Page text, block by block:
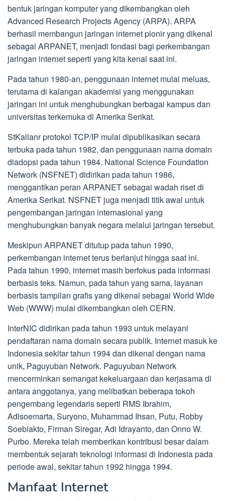
bentuk jaringan komputer yang dikembangkan oleh
Advanced Research Projects Agency (ARPA). ARPA
berhasil membangun jaringan internet pionir yang dikenal
sebagai ARPANET, menjadi fondasi bagi perkembangan
jaringan internet seperti yang kita kenal saat ini.
Pada tahun 1980-an, penggunaan internet mulai meluas,
terutama di kalangan akademisi yang menggunakan
jaringan ini untuk menghubungkan berbagai kampus dan
universitas terkemuka di Amerika Serikat.
StKalianr protokol TCP/IP mulai dipublikasikan secara
terbuka pada tahun 1982, dan penggunaan nama domain
diadopsi pada tahun 1984. National Science Foundation
Network (NSFNET) didirikan pada tahun 1986,
menggantikan peran ARPANET sebagai wadah riset di
Amerika Serikat. NSFNET juga menjadi titik awal untuk
pengembangan jaringan internasional yang
menghubungkan banyak negara melalui jaringan tersebut.
Meskipun ARPANET ditutup pada tahun 1990,
perkembangan internet terus berlanjut hingga saat ini.
Pada tahun 1990, internet masih berfokus pada informasi
berbasis teks. Namun, pada tahun yang sama, layanan
berbasis tampilan grafis yang dikenal sebagai World Wide
Web (WWW) mulai dikembangkan oleh CERN.
InterNIC didirikan pada tahun 1993 untuk melayani
pendaftaran nama domain secara publik. Internet masuk ke
Indonesia sekitar tahun 1994 dan dikenal dengan nama
unik, Paguyuban Network. Paguyuban Network
mencerminkan semangat kekeluargaan dan kerjasama di
antara anggotanya, yang melibatkan beberapa tokoh
pengembang legendaris seperti RMS Ibrahim,
Adisoemarta, Suryono, Muhammad Ihsan, Putu, Robby
Soebiakto, Firman Siregar, Adi Idrayanto, dan Onno W.
Purbo. Mereka telah memberikan kontribusi besar dalam
membentuk sejarah teknologi informasi di Indonesia pada
periode awal, sekitar tahun 1992 hingga 1994.
Manfaat Internet